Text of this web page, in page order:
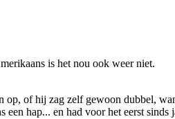
is het nou ook weer niet.
of hij zag zelf gewoon dubbel,
hap... en had voor het eerst